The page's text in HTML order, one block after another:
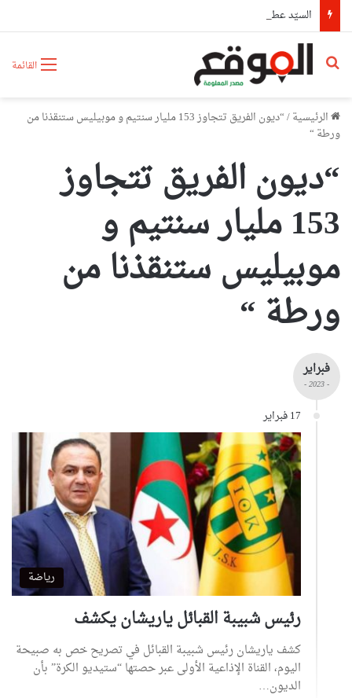
القائمة بحث عن
الرئيسية/
“ديون الفريق تتجاوز 153 مليار سنتيم و موبيليس ستنقذنا من
ورطة “
“ديون الفريق تتجاوز
153 مليار سنتيم و
موبيليس ستنقذنا من
ورطة “
فبراير
- 2023 -
17 فبراير
رياضة
رئيس شبيبة القبائل ياريشان يكشف
كشف ياريشان رئيس شبيبة القبائل في تصريح خص به صبيحة
اليوم، القناة الإذاعية الأولى عبر حصتها “ستيديو الكرة” بأن
الديون…